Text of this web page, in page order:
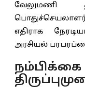
வேலுமணி
எதிராக
அரசியல்